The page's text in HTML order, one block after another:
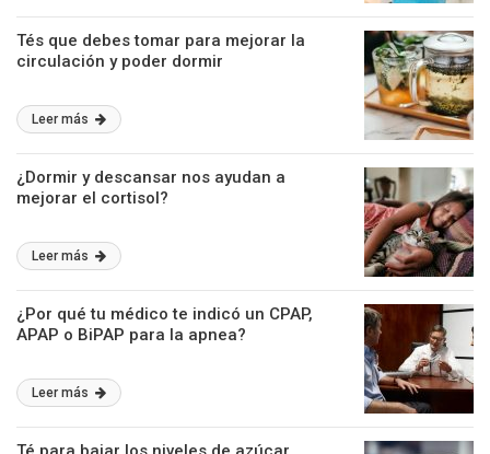
Tés que debes tomar para mejorar la
circulación y poder dormir
Leer más
¿Dormir y descansar nos ayudan a
mejorar el cortisol?
Leer más
¿Por qué tu médico te indicó un CPAP,
APAP o BiPAP para la apnea?
Leer más